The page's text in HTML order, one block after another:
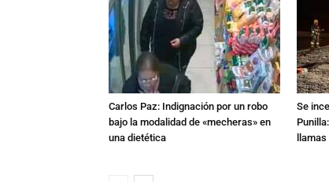
Carlos Paz: Indignación por un robo
bajo la modalidad de «mecheras» en
una dietética
Se
llamas